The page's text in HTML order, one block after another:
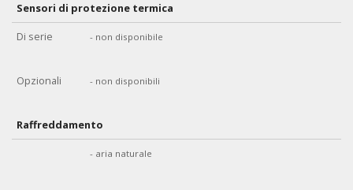
Sensori di protezione termica
Di serie
- non disponibile
Opzionali - non disponibili
Raffreddamento
- aria naturale